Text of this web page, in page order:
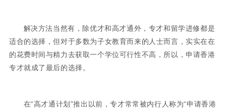
解决方法当然有，除优才和高才通外，专才和留学进修都是
适合的选择，但对于多数为子女教育而来的人士而言，实实在在
的花费时间与精力去获取一个学位可行性不高，所以，申请香港
专才就成了最后的选择。
在“高才通计划”推出以前，专才常常被内行人称为“申请香港